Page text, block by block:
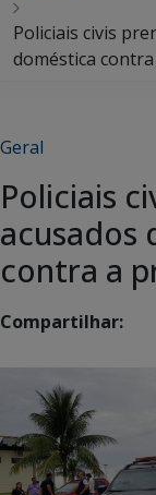
Policiais civis
doméstica
Geral
Policiais
acusados
contra a
Compartilhar: